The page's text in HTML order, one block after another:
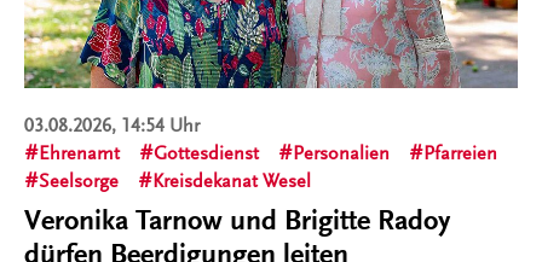
03.08.2026, 14:54 Uhr
Ehrenamt
Gottesdienst Personalien
Pfarreien
Seelsorge
Kreisdekanat Wesel
Veronika Tarnow und Brigitte Radoy
dürfen Beerdigungen leiten